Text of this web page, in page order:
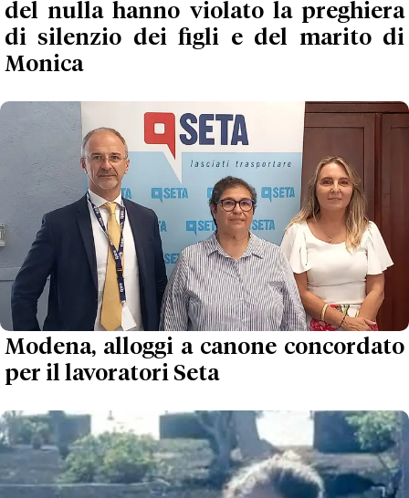
del nulla hanno violato la preghiera
di silenzio dei figli e del marito di
Monica
Modena, alloggi a canone concordato
per il lavoratori Seta